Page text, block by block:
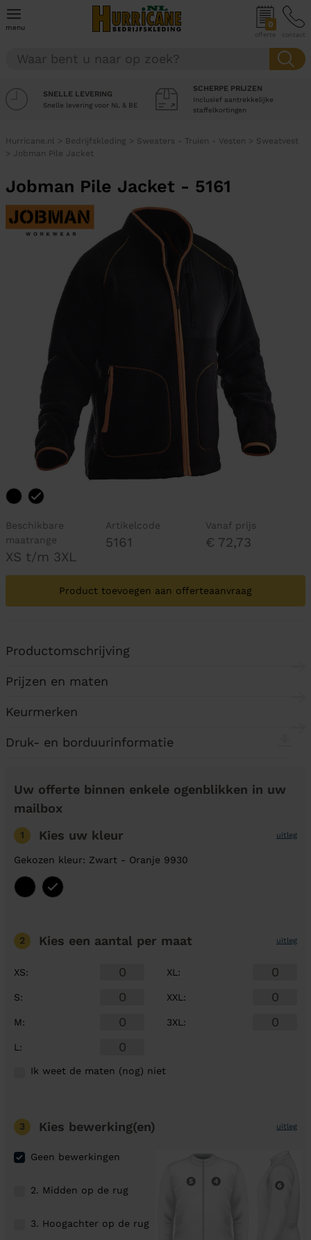
menu 0
offerte contact
SNELLE LEVERING
Snelle levering voor NL & BE
SCHERPE PRIJZEN
Inclusief aantrekkelijke
staffelkortingen
Hurricane.nl > Bedrijfskleding > Sweaters - Truien - Vesten > Sweatvest
> Jobman Pile Jacket
Jobman Pile Jacket - 5161
Beschikbare
maatrange
XS t/m 3XL
Artikelcode
5161
Vanaf prijs
€ 72,73
Product toevoegen aan offerteaanvraag
Productomschrijving
Prijzen en maten
Keurmerken
Druk- en borduurinformatie
Uw offerte binnen enkele ogenblikken in uw
mailbox
1 Kies uw kleur uitleg
Gekozen kleur: Zwart - Oranje 9930
2 Kies een aantal per maat uitleg
XS:
S:
M:
L :
XL :
XXL :
3XL :
Ik weet de maten (nog) niet
3 Kies bewerking(en) uitleg
Geen bewerkingen
2. Midden op de rug
3. Hoogachter op de rug